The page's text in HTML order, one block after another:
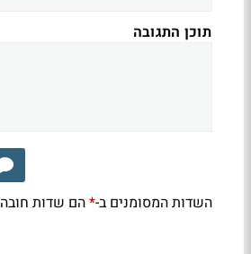
תוכן התגובה
השדות המסומנים ב-*הם שדות חובה